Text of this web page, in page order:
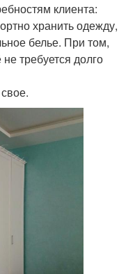
клиента:
хранить одежду,
белье. При том,
требуется долго